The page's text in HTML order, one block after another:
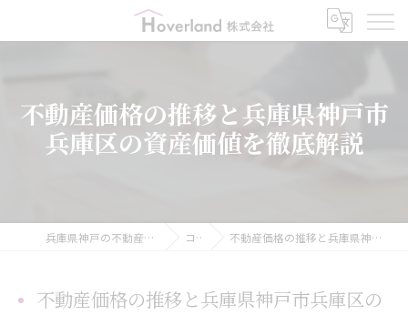
不動産価格の推移と兵庫県神戸市
兵庫区の資産価値を徹底解説
兵庫県神戸の不動産ならHoverland株式会社 コラム 不動産価格の推移と兵庫県神戸市兵庫区の資産価値を徹底解説
不動産価格の推移と兵庫県神戸市兵庫区の